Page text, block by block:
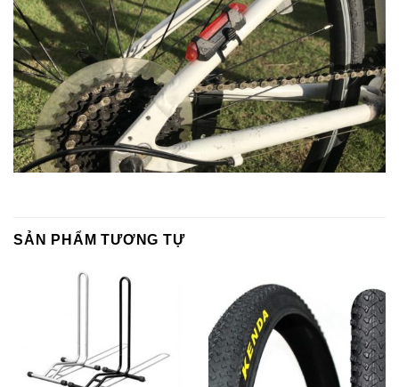
SẢN PHẨM TƯƠNG TỰ